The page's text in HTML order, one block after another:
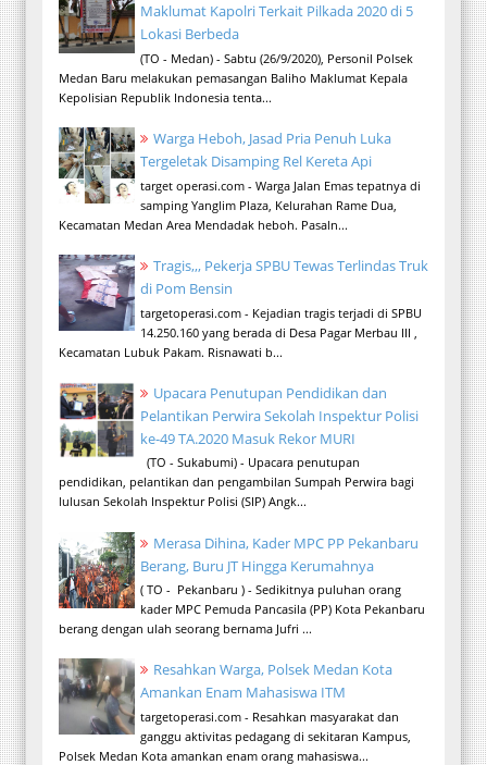
Maklumat Kapolri Terkait Pilkada 2020 di 5
Lokasi Berbeda
(TO - Medan) - Sabtu (26/9/2020), Personil Polsek
Medan Baru melakukan pemasangan Baliho Maklumat Kepala
Kepolisian Republik Indonesia tenta...
Warga Heboh, Jasad Pria Penuh Luka
Tergeletak Disamping Rel Kereta Api
target operasi.com - Warga Jalan Emas tepatnya di
samping Yanglim Plaza, Kelurahan Rame Dua,
Kecamatan Medan Area Mendadak heboh. Pasaln...
Tragis,,, Pekerja SPBU Tewas Terlindas Truk
di Pom Bensin
targetoperasi.com - Kejadian tragis terjadi di SPBU
14.250.160 yang berada di Desa Pagar Merbau III ,
Kecamatan Lubuk Pakam. Risnawati b...
Upacara Penutupan Pendidikan dan
Pelantikan Perwira Sekolah Inspektur Polisi
ke-49 TA.2020 Masuk Rekor MURI
(TO - Sukabumi) - Upacara penutupan
pendidikan, pelantikan dan pengambilan Sumpah Perwira bagi
lulusan Sekolah Inspektur Polisi (SIP) Angk...
Merasa Dihina, Kader MPC PP Pekanbaru
Berang, Buru JT Hingga Kerumahnya
( TO - Pekanbaru ) - Sedikitnya puluhan orang
kader MPC Pemuda Pancasila (PP) Kota Pekanbaru
berang dengan ulah seorang bernama Jufri ...
Resahkan Warga, Polsek Medan Kota
Amankan Enam Mahasiswa ITM
targetoperasi.com - Resahkan masyarakat dan
ganggu aktivitas pedagang di sekitaran Kampus,
Polsek Medan Kota amankan enam orang mahasiswa...